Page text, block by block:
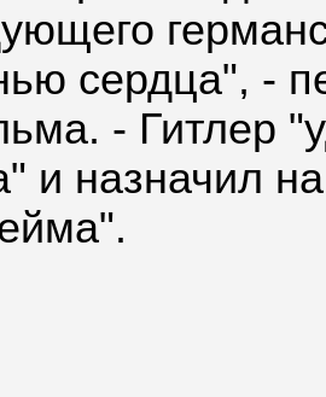
сердца", -
- Гитлер
и назначил